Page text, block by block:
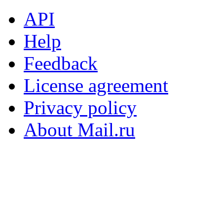
API
Help
Feedback
License agreement
Privacy policy
About Mail.ru